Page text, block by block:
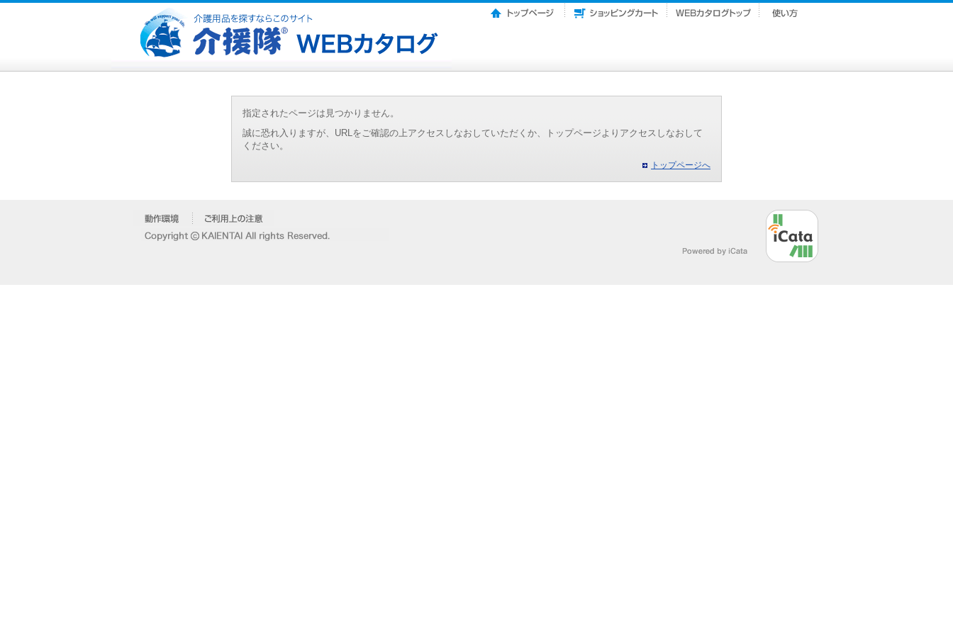
指定されたページは見つかりません。
誠に恐れ入りますが、URLをご確認の上アクセスしなおしていただくか、トップページよりアクセスしなおして
ください。
トップページへ